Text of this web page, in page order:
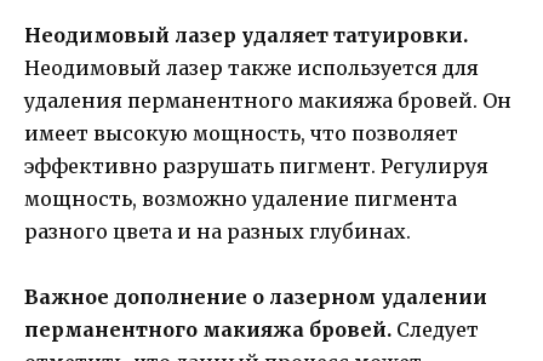
Неодимовый лазер удаляет татуировки.
Неодимовый лазер также используется для
удаления перманентного макияжа бровей. Он
имеет высокую мощность, что позволяет
эффективно разрушать пигмент. Регулируя
мощность, возможно удаление пигмента
разного цвета и на разных глубинах.
Важное дополнение о лазерном удалении
перманентного макияжа бровей. Следует